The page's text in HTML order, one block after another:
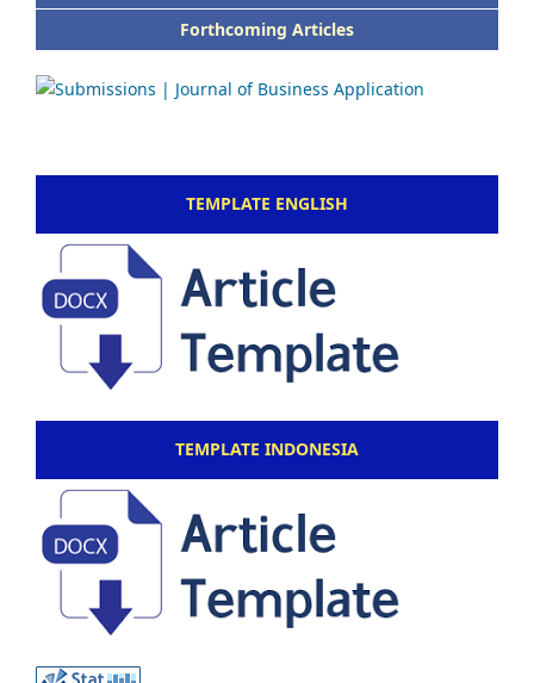
Forthcoming Articles
TEMPLATE ENGLISH
TEMPLATE INDONESIA